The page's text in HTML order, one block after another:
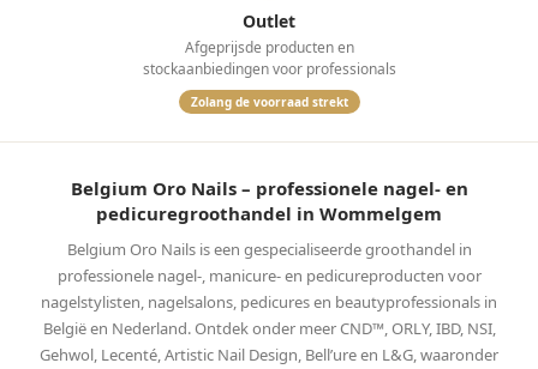
Outlet
Afgeprijsde producten en
stockaanbiedingen voor professionals
Zolang de voorraad strekt
Belgium Oro Nails – professionele nagel- en
pedicuregroothandel in Wommelgem
Belgium Oro Nails is een gespecialiseerde groothandel in
professionele nagel-, manicure- en pedicureproducten voor
nagelstylisten, nagelsalons, pedicures en beautyprofessionals in
België en Nederland. Ontdek onder meer CND™, ORLY, IBD, NSI,
Gehwol, Lecenté, Artistic Nail Design, Bell’ure en L&G, waaronder